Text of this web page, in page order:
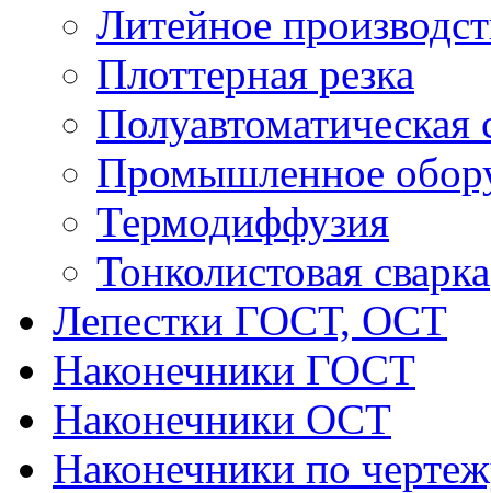
Литейное
Плоттерная резка
Полуавтоматическая
Промышленное
Термодиффузия
Тонколистовая сварка
Лепестки ГОСТ, ОСТ
Наконечники ГОСТ
Наконечники ОСТ
Наконечники по